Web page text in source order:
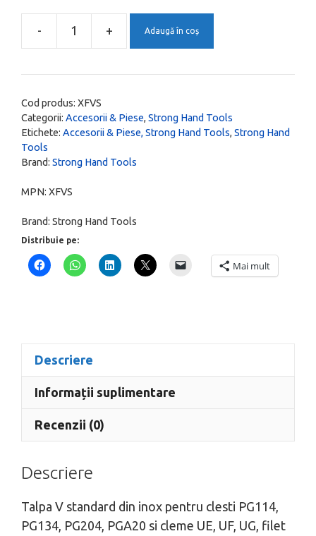
59,00 lei.
-
Cantitate
V
din
inox
PG204,
XFVS
+ Adaugă în coș
Cod produs: XFVS
Categorii: Accesorii & Piese, Strong Hand Tools
Etichete: Accesorii & Piese, Strong Hand Tools, Strong Hand
Tools
Brand: Strong Hand Tools
MPN: XFVS
Brand: Strong Hand Tools
Distribuie pe:
Mai mult
Descriere
Informații suplimentare
Recenzii (0)
Descriere
Talpa V standard din inox pentru clesti PG114,
PG134, PG204, PGA20 si cleme UE, UF, UG, filet